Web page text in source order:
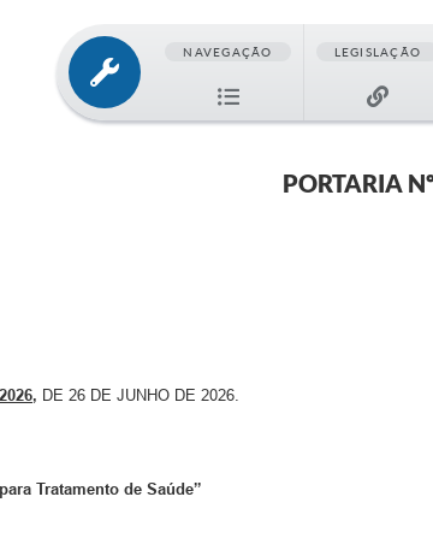
NAVEGAÇÃO LEGISLAÇÃO
PORTARIA
, DE 26 DE JUNHO DE 2026.
Tratamento de Saúde”